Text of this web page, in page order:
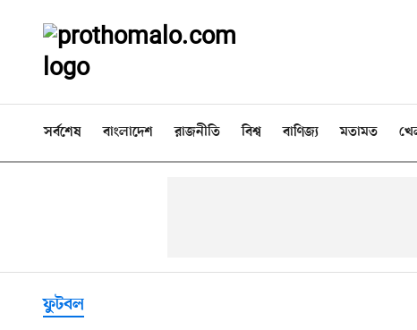
সর্বশেষ বাংলাদেশ রাজনীতি বিশ্ব বাণিজ্য মতামত
ফুটবল